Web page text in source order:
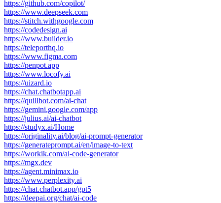
https://github.com/copilot/
https://www.deepseek.com
https://stitch.withgoogle.com
https://codedesign.ai
https://www.builder.io
https://teleporthq.io
https://www.figma.com
https://penpot.app
https://www.locofy.ai
https://uizard.io
https://chat.chatbotapp.ai
https://quillbot.com/ai-chat
https://gemini.google.com/app
https://julius.ai/ai-chatbot
https://studyx.ai/Home
https://originality.ai/blog/ai-prompt-generator
https://generateprompt.ai/en/image-to-text
https://workik.com/ai-code-generator
https://mgx.dev
https://agent.minimax.io
https://www.perplexity.ai
https://chat.chatbot.app/gpt5
https://deepai.org/chat/ai-code